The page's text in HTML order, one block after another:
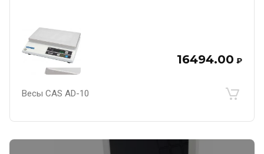
16494.00 ₽
Весы CAS AD-10